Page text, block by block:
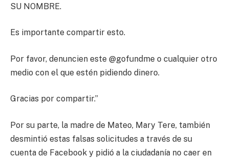
SU NOMBRE.
Es importante compartir esto.
Por favor, denuncien este @gofundme o cualquier otro
medio con el que estén pidiendo dinero.
Gracias por compartir.”
Por su parte, la madre de Mateo, Mary Tere, también
desmintió estas falsas solicitudes a través de su
cuenta de Facebook y pidió a la ciudadanía no caer en